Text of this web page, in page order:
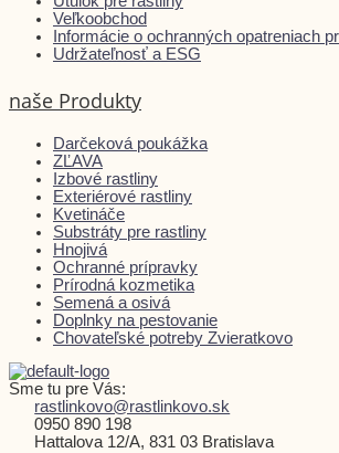
Veľkoobchod
Informácie o ochranných opatreniach
Udržateľnosť a ESG
naše Produkty
Darčeková poukážka
ZĽAVA
Izbové rastliny
Exteriérové rastliny
Kvetináče
Substráty pre rastliny
Hnojivá
Ochranné prípravky
Prírodná kozmetika
Semená a osivá
Doplnky na pestovanie
Chovateľské potreby Zvieratkovo
Sme tu pre Vás:
rastlinkovo@rastlinkovo.sk
0950 890 198
Hattalova 12/A, 831 03 Bratislava